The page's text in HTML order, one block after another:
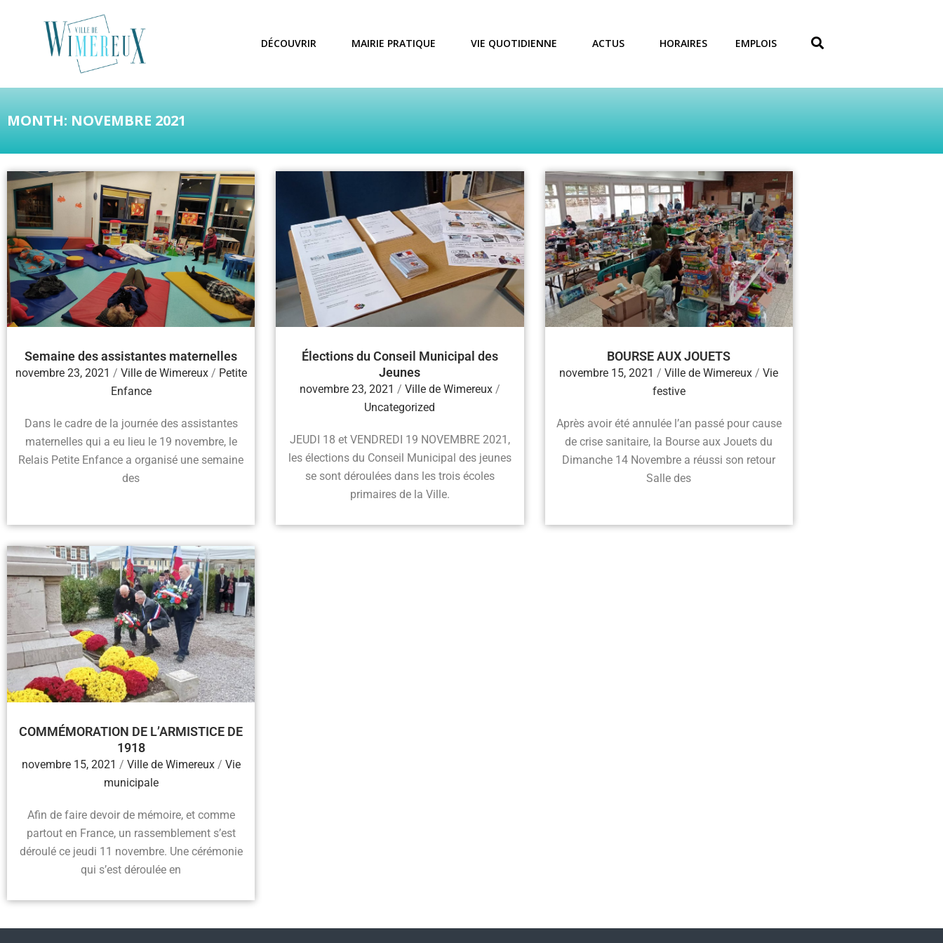
DÉCOUVRIR MAIRIE PRATIQUE VIE QUOTIDIENNE ACTUS HORAIRES EMPLOIS
MONTH: NOVEMBRE 2021
Semaine des assistantes maternelles
novembre 23, 2021 / Ville de Wimereux / Petite
Enfance
Dans le cadre de la journée des assistantes
maternelles qui a eu lieu le 19 novembre, le
Relais Petite Enfance a organisé une semaine
des
Élections du Conseil Municipal des
Jeunes
novembre 23, 2021 / Ville de Wimereux /
Uncategorized
JEUDI 18 et VENDREDI 19 NOVEMBRE 2021,
les élections du Conseil Municipal des jeunes
se sont déroulées dans les trois écoles
primaires de la Ville.
BOURSE AUX JOUETS
novembre 15, 2021 / Ville de Wimereux / Vie
festive
Après avoir été annulée l’an passé pour cause
de crise sanitaire, la Bourse aux Jouets du
Dimanche 14 Novembre a réussi son retour
Salle des
COMMÉMORATION DE L’ARMISTICE DE
1918
novembre 15, 2021 / Ville de Wimereux / Vie
municipale
Afin de faire devoir de mémoire, et comme
partout en France, un rassemblement s’est
déroulé ce jeudi 11 novembre. Une cérémonie
qui s’est déroulée en